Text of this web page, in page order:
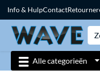
Info & HulpContact
Alle categorieën